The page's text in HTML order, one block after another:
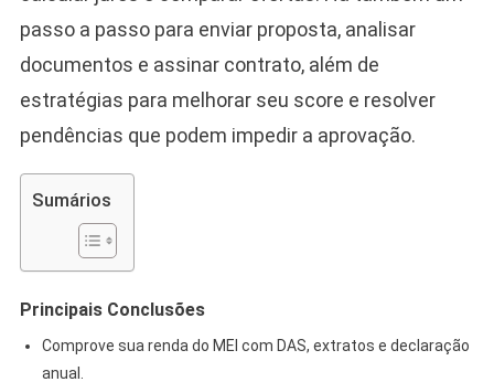
passo a passo para enviar proposta, analisar
documentos e assinar contrato, além de
estratégias para melhorar seu score e resolver
pendências que podem impedir a aprovação.
Sumários
Principais Conclusões
Comprove sua renda do MEI com DAS, extratos e declaração
anual.